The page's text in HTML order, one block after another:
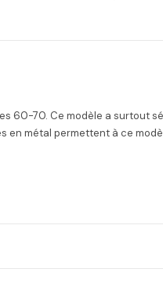
60-70. Ce modèle a surtout
métal permettent à ce